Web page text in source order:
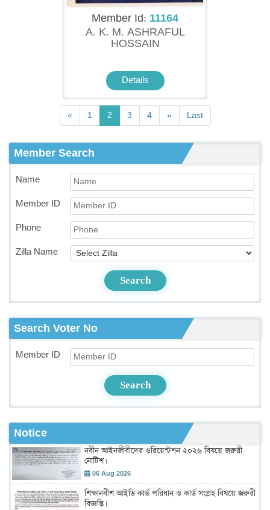
Member Id: 11164
A. K. M. ASHRAFUL
HOSSAIN
Details
« 1 2 3 4 » Last
Member Search
Name
Member ID
Phone
Zilla Name
Search
Search Voter No
Member ID
Search
Notice
নবীন আইনজীবীদের ওরিয়েন্টশন ২০২৬ বিষয়ে জরুরী
নোটিশ।
06 Aug 2026
শিক্ষানবীশ আইডি কার্ড পরিধান ও কার্ড সংগ্রহ বিষয়ে জরুরী
বিজ্ঞপ্তি।